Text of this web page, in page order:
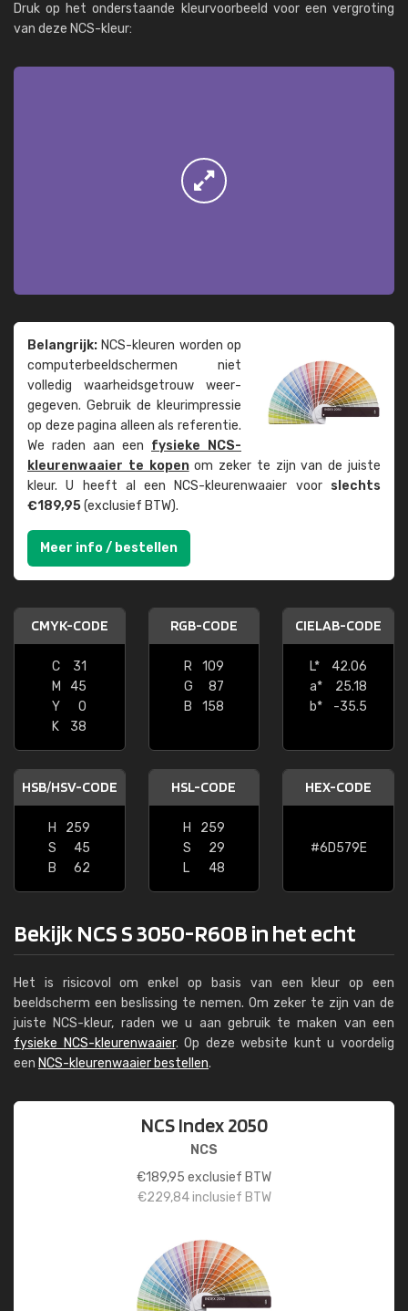
Druk op het onderstaande kleurvoorbeeld voor een vergroting
van deze NCS-kleur:
Belangrijk: NCS-kleuren worden op
computer­beeld­schermen niet
volledig waarheids­­getrouw weer­
gegeven. Gebruik de kleur­impressie
op deze pagina alleen als referentie.
We raden aan een fysieke NCS-
kleuren­waaier te kopenom zeker te zijn van de juiste
kleur. U heeft al een NCS-kleuren­waaier voor slechts
€189,95(exclusief BTW).
Meer info / bestellen
CMYK-CODE
C
31
M
45
Y
0
K
38
RGB-CODE
R
109
G
87
B
158
CIELAB-CODE
L*
42.06
a*
25.18
b*
-35.5
HSB/HSV-CODE
H
259
S
45
B
62
HSL-CODE
H
259
S
29
L
48
HEX-CODE
#6D579E
Bekijk NCS S 3050-R60B in het echt
Het is risicovol om enkel op basis van een kleur op een
beeldscherm een beslissing te nemen. Om zeker te zijn van de
juiste NCS-kleur, raden we u aan gebruik te maken van een
fysieke NCS-kleurenwaaier. Op deze website kunt u voordelig
een NCS-kleurenwaaier bestellen.
NCS Index 2050
NCS
€189,95 exclusief BTW
€229,84inclusief BTW